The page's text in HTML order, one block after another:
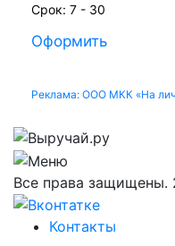
Срок: 7 - 30
Оформить
Реклама: ООО МКК «На
Все права защищены.
Контакты